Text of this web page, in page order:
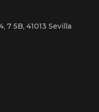
7 5B, 41013 Sevilla